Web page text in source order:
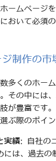
ームページ
おいて必須
制作の市
多くのホー
その中には
が豊富です
ぶ際のポイン
実績: 自社の
には、過去の